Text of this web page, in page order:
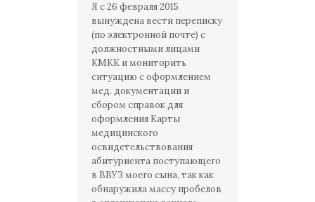
Я с 26 февраля 2015
вынуждена вести переписку
(по электронной почте) с
должностными лицами
КМКК и мониторить
ситуацию с оформлением
мед. документации и
сбором справок для
оформления Карты
медицинского
освидетельствования
абитуриента поступающего
в ВВУЗ моего сына, так как
обнаружила массу пробелов